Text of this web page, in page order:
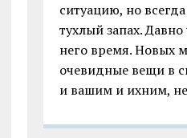
ситуацию, но
тухлый запах.
него время. Новых
очевидные вещи в
и вашим и ихним,